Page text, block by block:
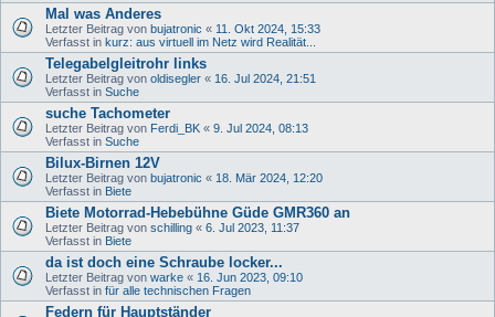
Mal was Anderes
Letzter Beitrag von bujatronic « 11. Okt 2024, 15:33
Verfasst in kurz: aus virtuell im Netz wird Realität...
Telegabelgleitrohr links
Letzter Beitrag von oldisegler « 16. Jul 2024, 21:51
Verfasst in Suche
suche Tachometer
Letzter Beitrag von Ferdi_BK « 9. Jul 2024, 08:13
Verfasst in Suche
Bilux-Birnen 12V
Letzter Beitrag von bujatronic « 18. Mär 2024, 12:20
Verfasst in Biete
Biete Motorrad-Hebebühne Güde GMR360 an
Letzter Beitrag von schilling « 6. Jul 2023, 11:37
Verfasst in Biete
da ist doch eine Schraube locker...
Letzter Beitrag von warke « 16. Jun 2023, 09:10
Verfasst in für alle technischen Fragen
Federn für Hauptständer